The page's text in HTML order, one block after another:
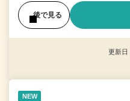
後で見る
更新
NEW